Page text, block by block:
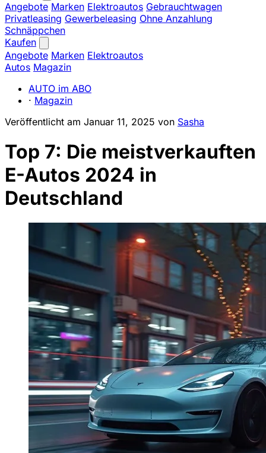
Angebote Marken Elektroautos Gebrauchtwagen
Privatleasing Gewerbeleasing Ohne Anzahlung
Schnäppchen
Kaufen
Angebote Marken Elektroautos
Autos Magazin
AUTO im ABO
· Magazin
Veröffentlicht am Januar 11, 2025 von Sasha
Top 7: Die meistverkauften
E-Autos 2024 in
Deutschland